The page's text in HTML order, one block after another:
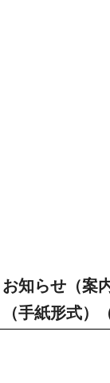
お知らせ（案
（手紙形式）